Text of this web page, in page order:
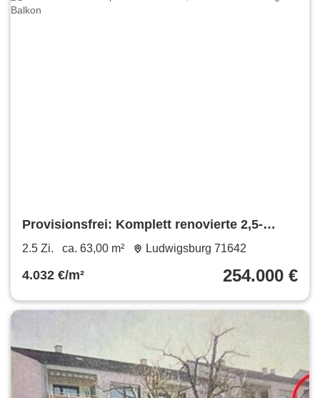
Provisionsfrei: Komplett renovierte 2,5-
Zimmer-Wohnung mit Balkon
2.5 Zi. ca. 63,00 m² Ludwigsburg 71642
4.032 €/m² 254.000 €